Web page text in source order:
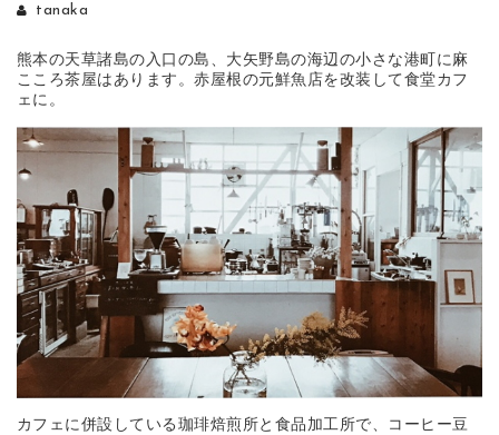
tanaka
熊本の天草諸島の入口の島、大矢野島の海辺の小さな港町に麻
こころ茶屋はあります。赤屋根の元鮮魚店を改装して食堂カフ
ェに。
カフェに併設している珈琲焙煎所と食品加工所で、コーヒー豆